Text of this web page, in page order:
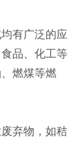
有广泛的应
品、化工等
燃煤等燃
弃物，如秸